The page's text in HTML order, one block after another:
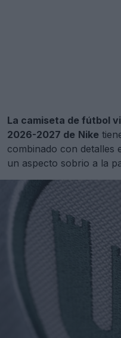
La camiseta de fútbol
2026-2027 de Nike
combinado con detalles
un aspecto sobrio a la